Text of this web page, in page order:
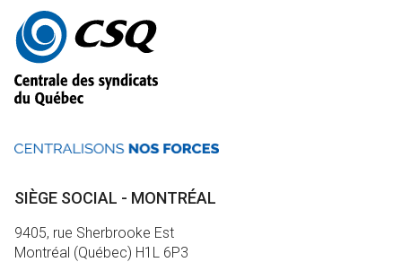
Autres
informations
SIÈGE SOCIAL - MONTRÉAL
9405, rue Sherbrooke Est
Montréal (Québec) H1L 6P3